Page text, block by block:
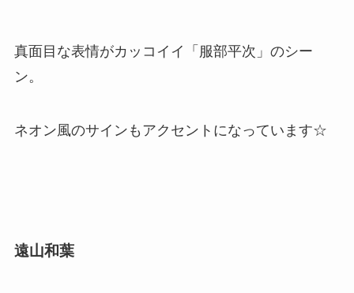
真面目な表情がカッコイイ「服部平次」のシー
ン。
ネオン風のサインもアクセントになっています☆
遠山和葉